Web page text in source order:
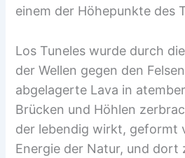
einem der Höhepunkte des
Los Tuneles wurde durch
der Wellen gegen den
abgelagerte Lava in
Brücken und Höhlen
der lebendig wirkt, geformt
Energie der Natur, und dort